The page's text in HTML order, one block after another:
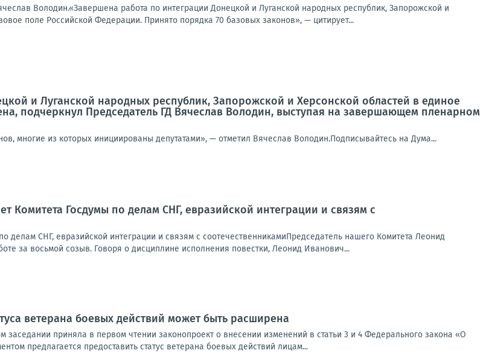
Володин.«Завершена работа по интеграции Донецкой и Луганской народных республик, Запорожской и
поле Российской Федерации. Принято порядка 70 базовых законов», — цитирует...
и Луганской народных республик, Запорожской и Херсонской областей в единое
подчеркнул Председатель ГД Вячеслав Володин, выступая на завершающем пленарном
многие из которых инициированы депутатами», — отметил Вячеслав Володин.Подписывайтесь на Дума...
Комитета Госдумы по делам СНГ, евразийской интеграции и связям с
делам СНГ, евразийской интеграции и связям с соотечественникамиПредседатель нашего Комитета Леонид
за восьмой созыв. Говоря о дисциплине исполнения повестки, Леонид Иванович...
ветерана боевых действий может быть расширена
заседании приняла в первом чтении законопроект о внесении изменений в статьи 3 и 4 Федерального закона «О
предлагается предоставить статус ветерана боевых действий лицам...